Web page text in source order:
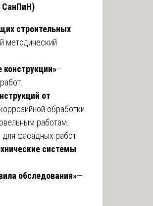
СанПиН)
строительных
методический
—
от
обработки.
работам.
фасадных работ.
системы
обследования»—